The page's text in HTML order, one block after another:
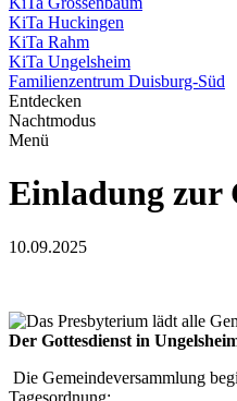
KiTa Huckingen
KiTa Rahm
KiTa Ungelsheim
Familienzentrum Duisburg-Süd
Entdecken
Nachtmodus
Menü
Einladung zur
10.09.2025
Das Presbyterium lädt alle
Der Gottesdienst in
Die Gemeindeversammlung
Tagesordnung: